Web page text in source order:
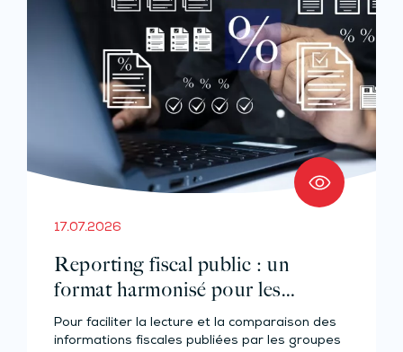
17.07.2026
Reporting fiscal public : un
format harmonisé pour les
grandes entreprises
Pour faciliter la lecture et la comparaison des
informations fiscales publiées par les groupes